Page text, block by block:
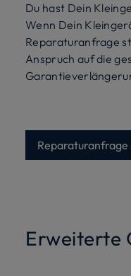
Du hast Dein
Wenn Dein
Reparaturanfrage
Anspruch auf die
Reparaturanfrage
Erweiterte